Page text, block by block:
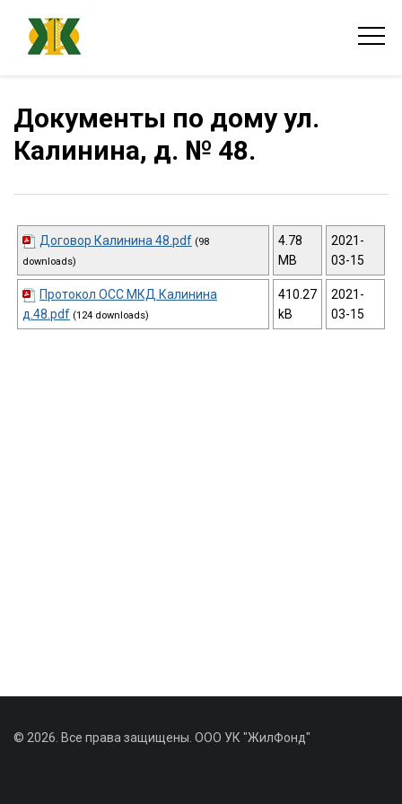
Документы по дому ул.
Калинина, д. № 48.
Договор Калинина 48.pdf (98
downloads)
4.78
MB
2021-
03-15
Протокол ОСС МКД Калинина
д.48.pdf (124 downloads)
410.27
kB
2021-
03-15
© 2026. Все права защищены. ООО УК "ЖилФонд"